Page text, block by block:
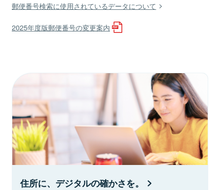
郵便番号検索に使用されているデータについて
2025年度版郵便番号の変更案内
住所に、デジタルの確かさを。